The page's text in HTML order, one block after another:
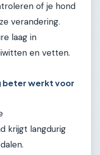
of je hond
verandering.
laag in
en vetten.
beter werkt voor
krijgt langdurig